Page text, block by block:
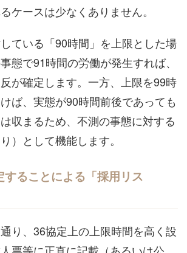
ケースは少なくありません。
ている「90時間」を上限とした場
態で91時間の労働が発生すれば、
が確定します。一方、上限を99時
ば、実態が90時間前後であっても
収まるため、不測の事態に対する
）として機能します。
ることによる「採用リス
り、36協定上の上限時間を高く設
票等に正直に記載（あるいは公